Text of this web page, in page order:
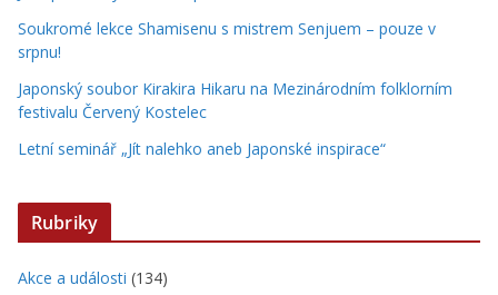
Soukromé lekce Shamisenu s mistrem Senjuem – pouze v
srpnu!
Japonský soubor Kirakira Hikaru na Mezinárodním folklorním
festivalu Červený Kostelec
Letní seminář „Jít nalehko aneb Japonské inspirace“
Rubriky
Akce a události (134)